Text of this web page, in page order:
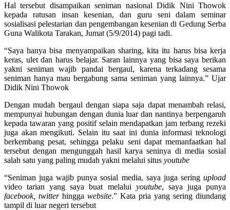
Hal tersebut disampaikan seniman nasional Didik Nini Thowok
kepada ratusan insan kesenian, dan guru seni dalam seminar
sosialisasi pelestarian dan pengembangan kesenian di Gedung Serba
Guna Walikota Tarakan, Jumat (5/9/2014) pagi tadi.
“Saya hanya bisa menyampaikan sharing, kita itu harus bisa kerja
keras, ulet dan harus belajar. Saran lainnya yang bisa saya berikan
yakni seniman wajib pandai bergaul, karena terkadang sesama
seniman hanya mau bergabung sama seniman yang lainnya.” Ujar
Didik Nini Thowok
Dengan mudah bergaul dengan siapa saja dapat menambah relasi,
mempunyai hubungan dengan dunia luar dan nantinya berpengaruh
kepada tawaran yang positif selain mendapatkan jam terbang rezeki
juga akan mengikuti. Selain itu saat ini dunia informasi teknologi
berkembang pesat, sehingga pelaku seni dapat memanfaatkan hal
tersebut dengan mengunggah hasil karya seninya di media sosial
salah satu yang paling mudah yakni melalui situs youtube
“Seniman juga wajib punya sosial media, saya juga sering upload
video tarian yang saya buat melalui youtube, saya juga punya
facebook, twitterhingga website.” Kata pria yang sering diundang
tampil di luar negeri tersebut